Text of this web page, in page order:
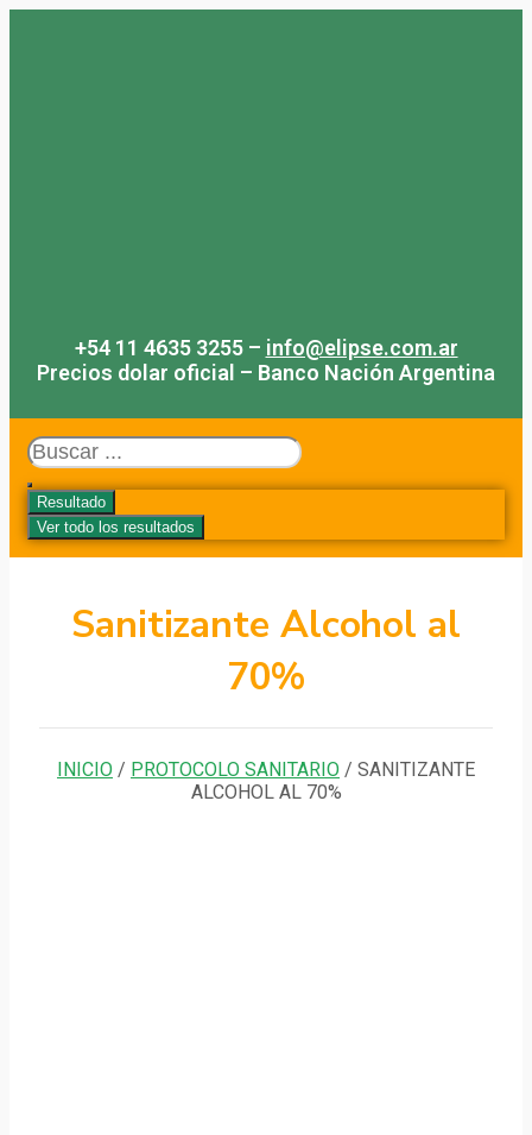
+54 11 4635 3255 – info@elipse.com.ar
Precios dolar oficial – Banco Nación Argentina
Search
...
Resultado
Ver todo los resultados
Sanitizante Alcohol al
70%
INICIO / PROTOCOLO SANITARIO / SANITIZANTE
ALCOHOL AL 70%